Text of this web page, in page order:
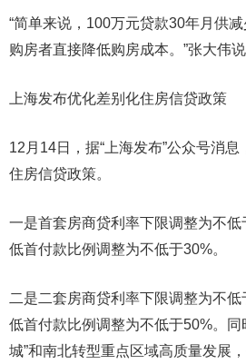
“简单来说，100万元贷款30年月供
购房者直接降低购房成本。”张大伟说
上海发布优化差别化住房信贷政策
12月14日，据“上海发布”公众号消
住房信贷政策。
一是首套房商贷利率下限调整为不
低首付款比例调整为不低于30%。
二是二套房商贷利率下限调整为不
低首付款比例调整为不低于50%。同
城”和南北转型重点区域高质量发展